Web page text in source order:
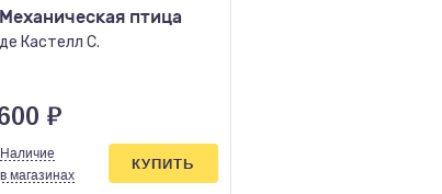
Механическая птица
де Кастелл С.
₽
Наличие
в магазинах
КУПИТЬ